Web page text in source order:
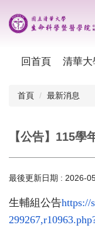
到
主
回首頁 清華大
首頁 最新消息
【公告】115
最後更新日期 : 2026-
生輔組公告https://
299267,r10963.